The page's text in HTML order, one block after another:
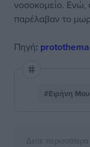
νοσοκομείο. Ενώ,
παρέλαβαν το
Πηγή:
#Ειρήνη
Δείτε